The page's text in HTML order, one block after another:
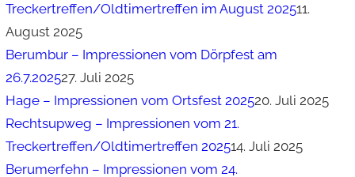
Treckertreffen/Oldtimertreffen im August 202511.
August 2025
Berumbur – Impressionen vom Dörpfest am
26.7.202527. Juli 2025
Hage – Impressionen vom Ortsfest 202520. Juli 2025
Rechtsupweg – Impressionen vom 21.
Treckertreffen/Oldtimertreffen 202514. Juli 2025
Berumerfehn – Impressionen vom 24.